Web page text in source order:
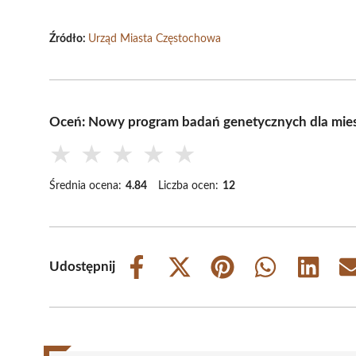
Źródło: Urząd Miasta Częstochowa
Oceń: Nowy program badań genetycznych dla
★ ★ ★ ★ ★
Średnia ocena: 4.84 Liczba ocen: 12
Udostępnij
Share
Share
(Twitter)
Share
Share
Share